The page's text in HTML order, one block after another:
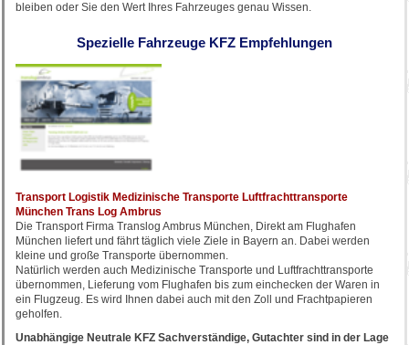
bleiben oder Sie den Wert Ihres Fahrzeuges genau Wissen.
Spezielle Fahrzeuge KFZ Empfehlungen
Transport Logistik Medizinische Transporte Luftfrachttransporte
München Trans Log Ambrus
Die Transport Firma Translog Ambrus München, Direkt am Flughafen
München liefert und fährt täglich viele Ziele in Bayern an. Dabei werden
kleine und große Transporte übernommen.
Natürlich werden auch Medizinische Transporte und Luftfrachttransporte
übernommen, Lieferung vom Flughafen bis zum einchecken der Waren in
ein Flugzeug. Es wird Ihnen dabei auch mit den Zoll und Frachtpapieren
geholfen.
Unabhängige Neutrale KFZ Sachverständige, Gutachter sind in der Lage